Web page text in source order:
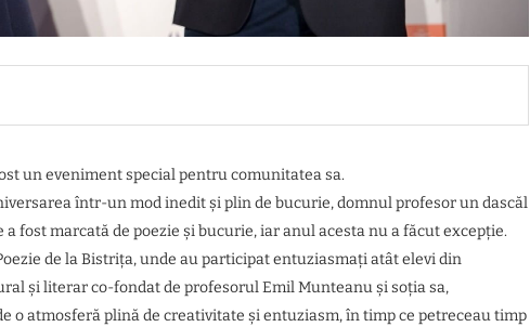
un eveniment special pentru comunitatea sa.
într-un mod inedit și plin de bucurie, domnul profesor un dascăl
fost marcată de poezie și bucurie, iar anul acesta nu a făcut excepție.
de la Bistrița, unde au participat entuziasmați atât elevi din
și literar co-fondat de profesorul Emil Munteanu și soția sa,
o atmosferă plină de creativitate și entuziasm, în timp ce petreceau timp